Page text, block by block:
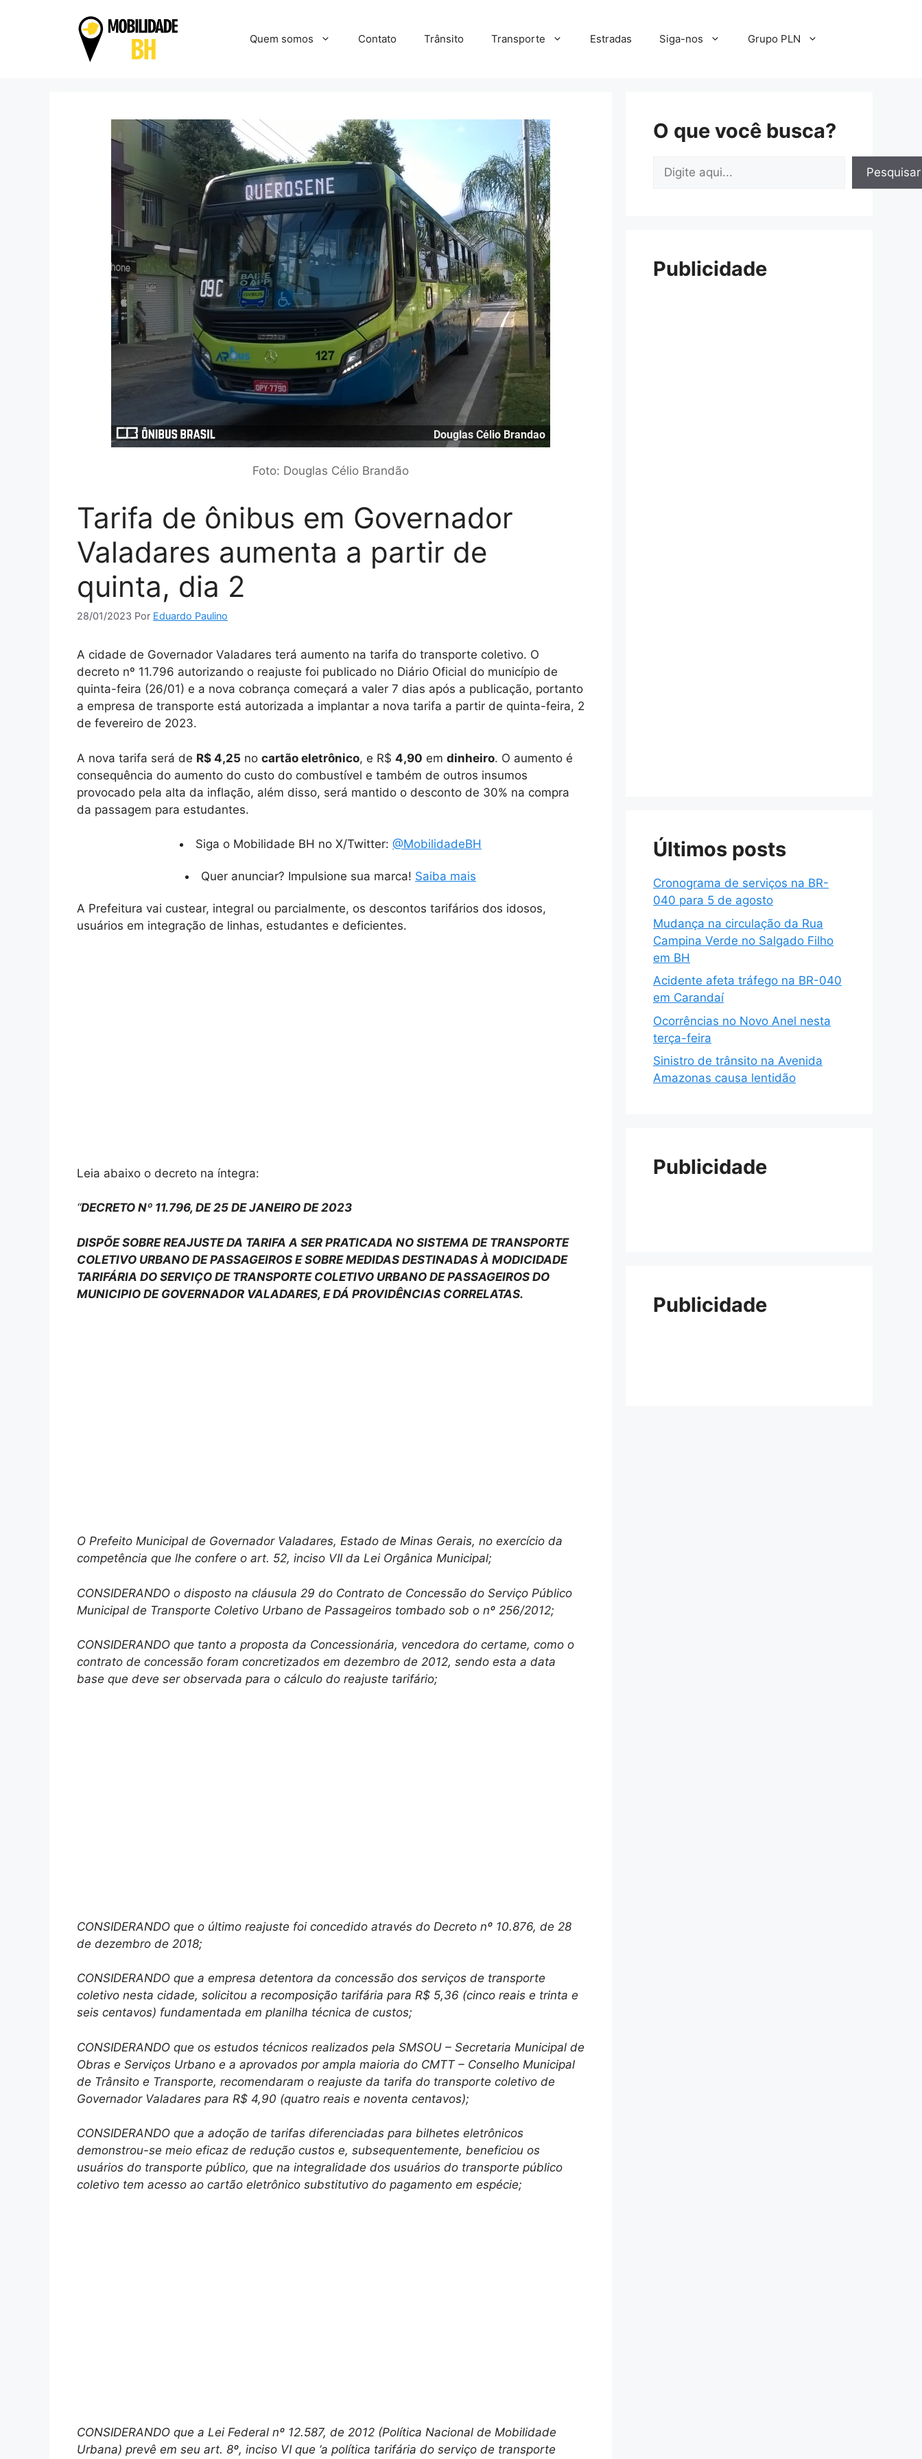
Quem somos Contato Trânsito Transporte Estradas Siga-nos Grupo PLN
Foto: Douglas Célio Brandão
Tarifa de ônibus em Governador
Valadares aumenta a partir de
quinta, dia 2
28/01/2023 Por Eduardo Paulino
A cidade de Governador Valadares terá aumento na tarifa do transporte coletivo. O
decreto nº 11.796 autorizando o reajuste foi publicado no Diário Oficial do município de
quinta-feira (26/01) e a nova cobrança começará a valer 7 dias após a publicação, portanto
a empresa de transporte está autorizada a implantar a nova tarifa a partir de quinta-feira, 2
de fevereiro de 2023.
A nova tarifa será de R$ 4,25 no cartão eletrônico, e R$ 4,90 em dinheiro. O aumento é
consequência do aumento do custo do combustível e também de outros insumos
provocado pela alta da inflação, além disso, será mantido o desconto de 30% na compra
da passagem para estudantes.
Siga o Mobilidade BH no X/Twitter: @MobilidadeBH
Quer anunciar? Impulsione sua marca! Saiba mais
A Prefeitura vai custear, integral ou parcialmente, os descontos tarifários dos idosos,
usuários em integração de linhas, estudantes e deficientes.
Leia abaixo o decreto na íntegra:
“DECRETO Nº 11.796, DE 25 DE JANEIRO DE 2023
DISPÕE SOBRE REAJUSTE DA TARIFA A SER PRATICADA NO SISTEMA DE TRANSPORTE
COLETIVO URBANO DE PASSAGEIROS E SOBRE MEDIDAS DESTINADAS À MODICIDADE
TARIFÁRIA DO SERVIÇO DE TRANSPORTE COLETIVO URBANO DE PASSAGEIROS DO
MUNICIPIO DE GOVERNADOR VALADARES, E DÁ PROVIDÊNCIAS CORRELATAS.
O Prefeito Municipal de Governador Valadares, Estado de Minas Gerais, no exercício da
competência que lhe confere o art. 52, inciso VII da Lei Orgânica Municipal;
CONSIDERANDO o disposto na cláusula 29 do Contrato de Concessão do Serviço Público
Municipal de Transporte Coletivo Urbano de Passageiros tombado sob o nº 256/2012;
CONSIDERANDO que tanto a proposta da Concessionária, vencedora do certame, como o
contrato de concessão foram concretizados em dezembro de 2012, sendo esta a data
base que deve ser observada para o cálculo do reajuste tarifário;
CONSIDERANDO que o último reajuste foi concedido através do Decreto nº 10.876, de 28
de dezembro de 2018;
CONSIDERANDO que a empresa detentora da concessão dos serviços de transporte
coletivo nesta cidade, solicitou a recomposição tarifária para R$ 5,36 (cinco reais e trinta e
seis centavos) fundamentada em planilha técnica de custos;
CONSIDERANDO que os estudos técnicos realizados pela SMSOU – Secretaria Municipal de
Obras e Serviços Urbano e a aprovados por ampla maioria do CMTT – Conselho Municipal
de Trânsito e Transporte, recomendaram o reajuste da tarifa do transporte coletivo de
Governador Valadares para R$ 4,90 (quatro reais e noventa centavos);
CONSIDERANDO que a adoção de tarifas diferenciadas para bilhetes eletrônicos
demonstrou-se meio eficaz de redução custos e, subsequentemente, beneficiou os
usuários do transporte público, que na integralidade dos usuários do transporte público
coletivo tem acesso ao cartão eletrônico substitutivo do pagamento em espécie;
CONSIDERANDO que a Lei Federal nº 12.587, de 2012 (Política Nacional de Mobilidade
Urbana) prevê em seu art. 8º, inciso VI que ‘a política tarifária do serviço de transporte
O que você busca?
Pesquisar
Pesquisar
Publicidade
Últimos posts
Cronograma de serviços na BR-
040 para 5 de agosto
Mudança na circulação da Rua
Campina Verde no Salgado Filho
em BH
Acidente afeta tráfego na BR-040
em Carandaí
Ocorrências no Novo Anel nesta
terça-feira
Sinistro de trânsito na Avenida
Amazonas causa lentidão
Publicidade
Publicidade